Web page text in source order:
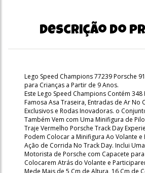
Descrição do
Lego Speed Champions 77239 Porsche
para Crianças a Partir de 9 Anos.
Este Lego Speed Champions Contém 348
Famosa Asa Traseira, Entradas de Ar No
Exclusivos e Rodas Inovadoras. o
Também Vem com Uma Minifigura de
Traje Vermelho Porsche Track Day
Podem Colocar a Minifigura Ao Volante e
Ação de Corrida No Track Day. Inclui
Motorista de Porsche com Capacete
Colocarem Atrás do Volante e
Mede Mais de 5 Cm de Altura, 16 Cm de